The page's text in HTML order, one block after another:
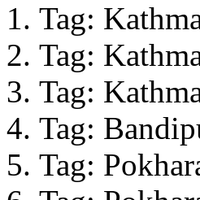
Tag:
Tag:
Tag:
Tag:
Tag: